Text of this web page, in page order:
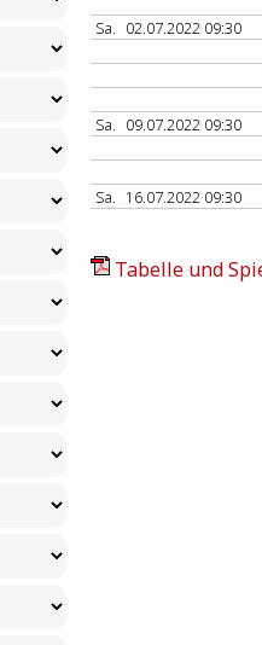
Sa. 02.07.2022 09:30
Sa. 09.07.2022 09:30
Sa. 16.07.2022 09:30
Tabelle und